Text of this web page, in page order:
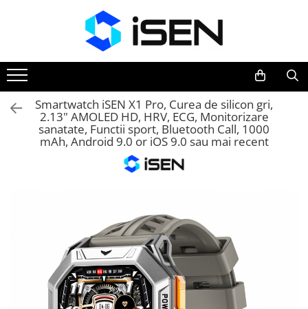
Trotinete electrice
Piese si accesorii
Smartwatch iSEN X1 Pro, Curea de silicon gri,
2.13" AMOLED HD, HRV, ECG, Monitorizare
sanatate, Functii sport, Bluetooth Call, 1000
mAh, Android 9.0 or iOS 9.0 sau mai recent